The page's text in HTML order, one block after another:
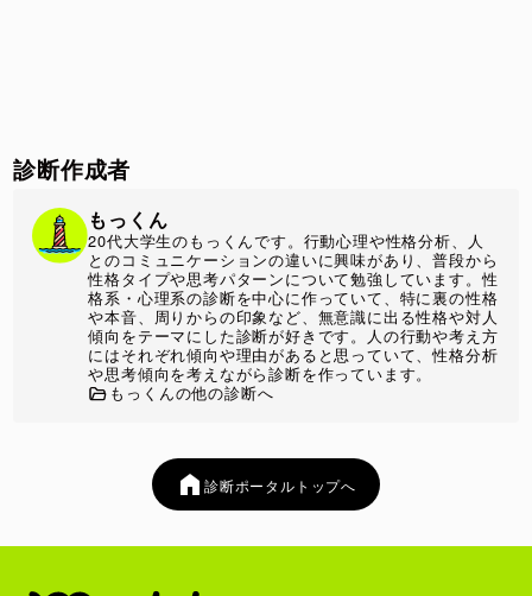
診断作成者
もっくん
20代大学生のもっくんです。行動心理や性格分析、人
とのコミュニケーションの違いに興味があり、普段から
性格タイプや思考パターンについて勉強しています。性
格系・心理系の診断を中心に作っていて、特に裏の性格
や本音、周りからの印象など、無意識に出る性格や対人
傾向をテーマにした診断が好きです。人の行動や考え方
にはそれぞれ傾向や理由があると思っていて、性格分析
や思考傾向を考えながら診断を作っています。
もっくんの他の診断へ
診断ポータルトップへ